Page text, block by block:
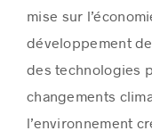
mise sur
développement
des technologies
changements
l’environnement